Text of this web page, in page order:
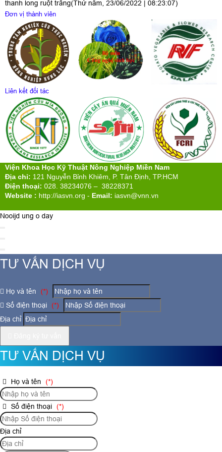
thanh long ruột trắng(Thứ năm, 23/06/2022 | 08:23:07)
Đơn vị thành viên
Liên kết đối tác
Viện Khoa Học Kỹ Thuật Nông Nghiệp Miền Nam
Địa chỉ: 121 Nguyễn Bỉnh Khiêm, P. Tân Định, TP.HCM
Điện thoại: 028. 38234076 – 38228371
Website : http://iasvn.org - Email: iasvn@vnn.vn
Nooijd ung o day
TƯ VẤN DỊCH VỤ
Họ và tên
(*)
Số điện thoại
(*)
Địa chỉ
TƯ VẤN DỊCH VỤ
Họ và tên (*)
Số điện thoại (*)
Địa chỉ